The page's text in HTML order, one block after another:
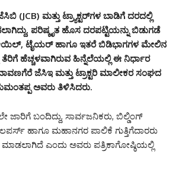
(JCB) ಮತ್ತು ಟ್ರ್ಯಾಕ್ಟರ್‌ಗಳ ಬಾಡಿಗೆ ದರದಲ್ಲಿ
ಪರಿಷ್ಕೃತ ಹೊಸ ದರಪಟ್ಟಿಯನ್ನು ಬಿಡುಗಡೆ
ಟೈಯರ್ ಹಾಗೂ ಇತರೆ ಬಿಡಿಭಾಗಗಳ ಮೇಲಿನ
ಹೆಚ್ಚಳವಾಗಿರುವ ಹಿನ್ನೆಲೆಯಲ್ಲಿ ಈ ನಿರ್ಧಾರ
ಜೆಸಿಇ ಮತ್ತು ಟ್ರಾಕ್ಟರಿ ಮಾಲೀಕರ ಸಂಘದ
ಅವರು ತಿಳಿಸಿದರು.
ಜಾರಿಗೆ ಬಂದಿದ್ದು, ಸಾರ್ವಜನಿಕರು, ಬಿಲ್ಡಿಂಗ್
ಹಾಗೂ ಮಹಾನಗರ ಪಾಲಿಕೆ ಗುತ್ತಿಗೆದಾರರು
ಎಂದು ಅವರು ಪತ್ರಿಕಾಗೋಷ್ಠಿಯಲ್ಲಿ